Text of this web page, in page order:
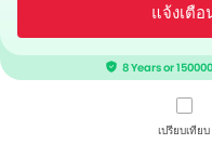
แจ้งเตือ
8 Years or
เปรียบเทียบ